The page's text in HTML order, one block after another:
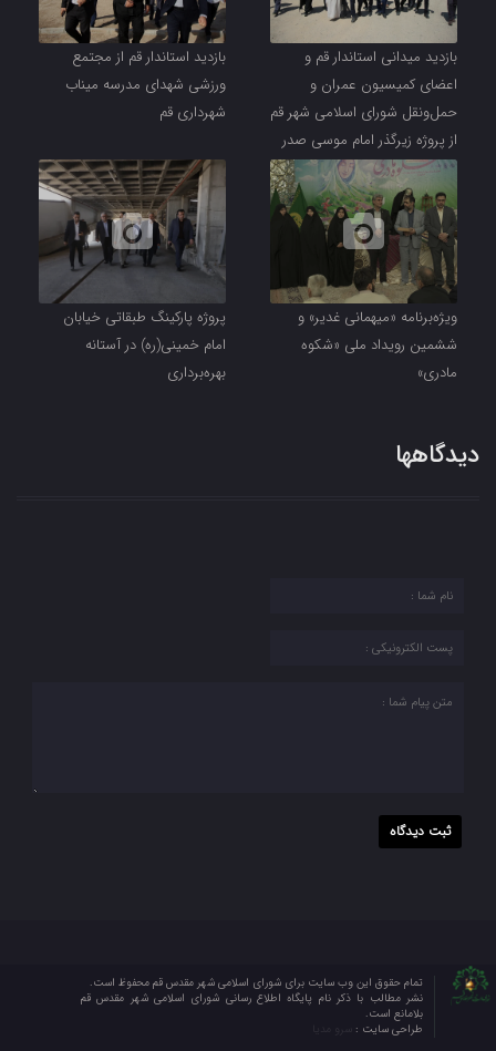
بازدید میدانی استاندار قم و
اعضای کمیسیون عمران و
حمل‌ونقل شورای اسلامی شهر قم
از پروژه زیرگذر امام موسی صدر
بازدید استاندار قم از مجتمع
ورزشی شهدای مدرسه میناب
شهرداری قم
ویژه‌برنامه «میهمانی غدیر» و
ششمین رویداد ملی «شکوه
مادری»
پروژه پارکینگ طبقاتی خیابان
امام خمینی(ره) در آستانه
بهره‌برداری
دیدگاهها
تمام حقوق این وب سایت برای شورای اسلامی شهر مقدس قم محفوظ است.
نشر مطالب با ذکر نام پایگاه اطلاع رسانی شورای اسلامی شهر مقدس قم
بلامانع است.
طراحی سایت :